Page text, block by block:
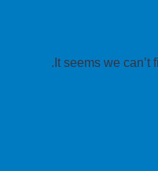
It seems we